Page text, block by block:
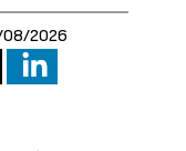
2026